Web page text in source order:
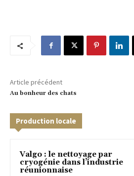
Article précédent
Au bonheur des chats
Production locale
Valgo : le nettoyage par
cryogénie dans l’industrie
réunionnaise